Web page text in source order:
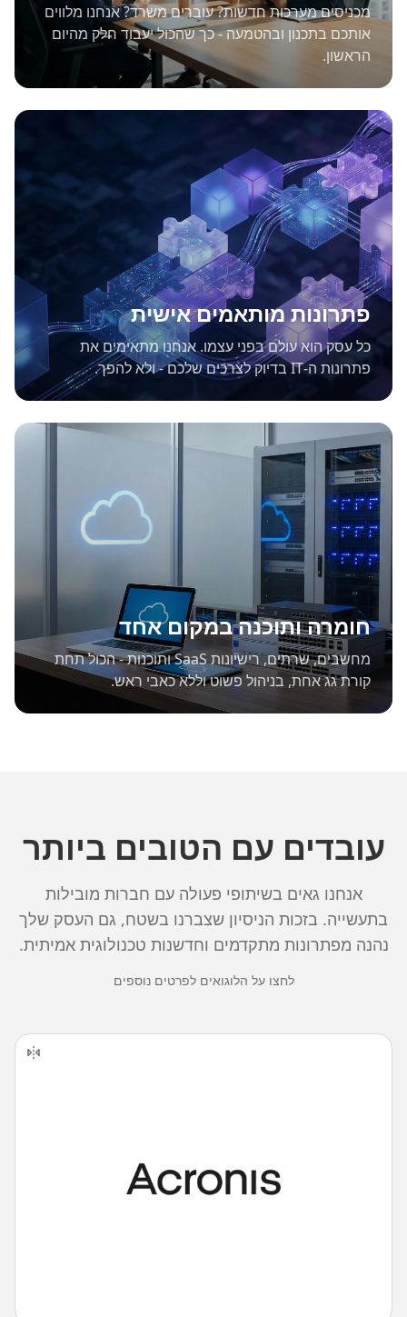
מכניסים מערכות חדשות? עוברים משרד? אנחנו מלווים
אותכם בתכנון ובהטמעה - כך שהכול יעבוד חלק מהיום
הראשון.
פתרונות מותאמים אישית
כל עסק הוא עולם בפני עצמו. אנחנו מתאימים את
פתרונות ה-IT בדיוק לצרכים שלכם - ולא להפך.
חומרה ותוכנה במקום אחד
מחשבים, שרתים, רישיונות SaaS ותוכנות - הכול תחת
קורת גג אחת, בניהול פשוט וללא כאבי ראש.
עובדים עם הטובים ביותר
אנחנו גאים בשיתופי פעולה עם חברות מובילות
בתעשייה. בזכות הניסיון שצברנו בשטח, גם העסק שלך
נהנה מפתרונות מתקדמים וחדשנות טכנולוגית אמיתית.
לחצו על הלוגואים לפרטים נוספים